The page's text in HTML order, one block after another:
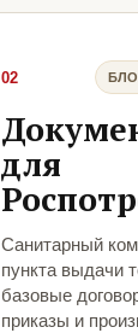
02
для
Санитарный
пункта выдачи
базовые
приказы и